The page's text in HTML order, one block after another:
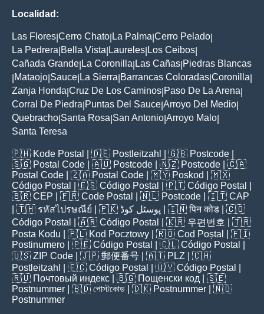
Localidad:
Las Flores Cerro Chato La Palma Cerro Pelado
La Pedrera Bella Vista Laureles Los Ceibos
Cañada Grande La Coronilla Las Cañas Piedras Blancas
Mataojo Sauce La Sierra Barrancas Coloradas Coronilla
Zanja Honda Cruz De Los Caminos Paso De La Arena
Corral De Piedra Puntas Del Sauce Arroyo Del Medio
Quebracho Santa Rosa San Antonio Arroyo Malo
Santa Teresa
🇵🇭 Kode Postal | 🇩🇪 Postleitzahl | 🇬🇧 Postcode
🇸🇬 Postal Code | 🇦🇺 Postcode | 🇳🇿 Postcode | 🇨🇦
Postal Code | 🇿🇦 Postal Code | 🇲🇾 Poskod
| 🇲🇽
Código Postal
| 🇪🇸 Código Postal | 🇵🇹 Código Postal
🇧🇷 CEP | 🇫🇷 Code Postal | 🇳🇱 Postcode | 🇮🇹 CAP
| 🇹🇭 รหัสไปรษณีย์ | 🇵🇰 پوسٹل کوڈ | 🇮🇳पिन कोड | 🇨🇴
Código Postal
| 🇦🇷 Código Postal | 🇰🇷 우편번호
| 🇹🇷
Posta Kodu | 🇵🇱 Kod Pocztowy | 🇷🇴 Cod Poștal
| 🇫🇮
Postinumero | 🇵🇪 Código Postal | 🇨🇱 Código Postal
🇺🇸 ZIP Code | 🇯🇵 郵便番号 | 🇦🇹 PLZ | 🇨🇭
Postleitzahl
| 🇪🇨 Código Postal | 🇺🇾 Código Postal
🇷🇺 Почтовый индекс | 🇧🇬 Пощенски код | 🇸🇪
Postnummer | 🇧🇩 পোস্টকোড | 🇩🇰 Postnummer | 🇳🇴
Postnummer